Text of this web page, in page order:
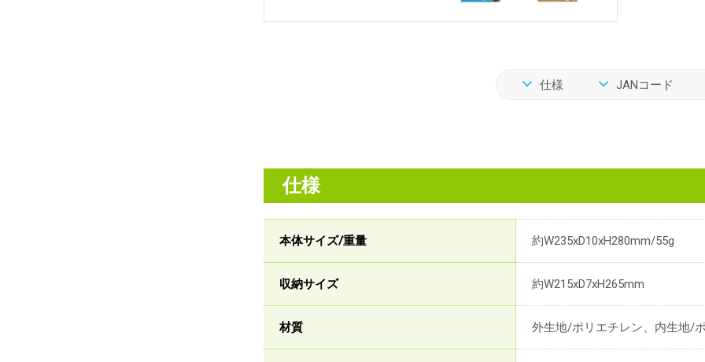
仕様 JANコード
仕様
本体サイズ/重量 約W235xD10xH280mm/55g
収納サイズ 約W215xD7xH265mm
材質 外生地/ポリエチレン、内生地/